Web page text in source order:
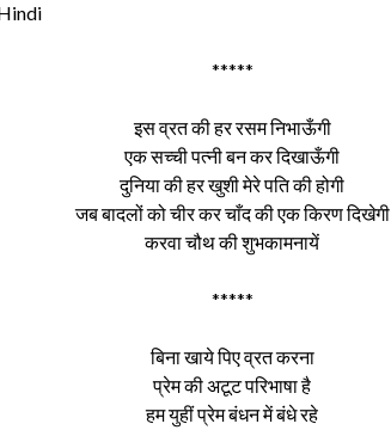
*****
इस व्रत की हर रसम निभाऊँगी
एक सच्ची पत्नी बन कर दिखाऊँगी
दुनिया की हर खुशी मेरे पति की होगी
जब बादलों को चीर कर चाँद की एक किरण दिखेगी
करवा चौथ की शुभकामनायें
*****
बिना खाये पिए व्रत करना
प्रेम की अटूट परिभाषा है
हम युहीं प्रेम बंधन में बंधे रहे